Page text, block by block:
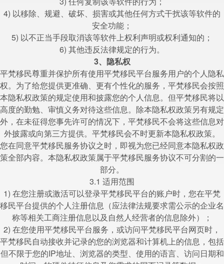
4) 以移除、规避、破坏、损害或其他任何方式干扰该等软件的
安全功能；
5) 以不正当手段取消该等软件上权利声明或权利通知的；
6) 其他违反法律规定的行为。
3、隐私权
平梵移民尊重并保护所有使用平梵移民平台服务用户的个人隐私
权。为了给您提供更准确、更有个性化的服务，平梵移民会按照
本隐私权政策的规定使用和披露您的个人信息。但平梵移民将以
高度的勤勉、审慎义务对待这些信息。除本隐私权政策另有规定
外，在未征得您事先许可的情况下，平梵移民不会将这些信息对
外披露或向第三方提供。平梵移民会不时更新本隐私权政策。
您在同意平梵移民服务协议之时，即视为您已经同意本隐私权政
策全部内容。本隐私权政策属于平梵移民服务协议不可分割的一
部分。
3.1 适用范围
1) 在您注册或激活可以登录平梵移民平台的账户时，您在平梵
移民平台提供的个人注册信息（应法律法规要求需公示的企业名
称等相关工商注册信息以及自然人经营者的信息除外）；
2) 在您使用平梵移民平台服务，或访问平梵移民平台网页时，
平梵移民自动接收并记录的您的浏览器和计算机上的信息，包括
但不限于您的IP地址、浏览器的类型、使用的语言、访问日期和